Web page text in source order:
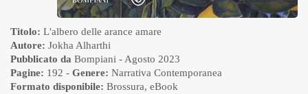
Titolo: L'albero delle arance amare
Autore: Jokha Alharthi
Pubblicato da Bompiani - Agosto 2023
Pagine: 192 - Genere: Narrativa Contemporanea
Formato disponibile: Brossura, eBook